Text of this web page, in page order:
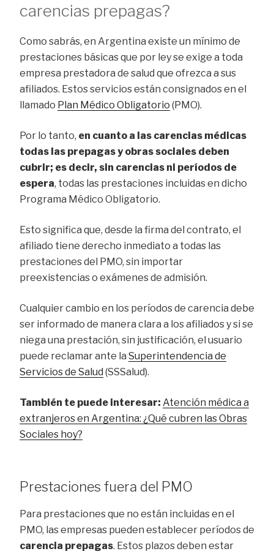
carencias prepagas?
Como sabrás, en Argentina existe un mínimo de
prestaciones básicas que por ley se exige a toda
empresa prestadora de salud que ofrezca a sus
afiliados. Estos servicios están consignados en el
llamado Plan Médico Obligatorio (PMO).
Por lo tanto, en cuanto a las carencias médicas
todas las prepagas y obras sociales deben
cubrir; es decir, sin carencias ni períodos de
espera, todas las prestaciones incluidas en dicho
Programa Médico Obligatorio.
Esto significa que, desde la firma del contrato, el
afiliado tiene derecho inmediato a todas las
prestaciones del PMO, sin importar
preexistencias o exámenes de admisión.
Cualquier cambio en los períodos de carencia debe
ser informado de manera clara a los afiliados y si se
niega una prestación, sin justificación, el usuario
puede reclamar ante la Superintendencia de
Servicios de Salud (SSSalud).
También te puede interesar: Atención médica a
extranjeros en Argentina: ¿Qué cubren las Obras
Sociales hoy?
Prestaciones fuera del PMO
Para prestaciones que no están incluidas en el
PMO, las empresas pueden establecer períodos de
carencia prepagas. Estos plazos deben estar